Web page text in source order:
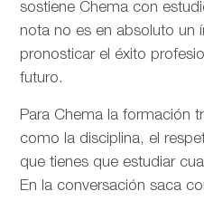
sostiene Chema con
nota no es en absoluto un
pronosticar el éxito
futuro.
Para Chema la formación
como la disciplina, el
que tienes que estudiar
En la conversación saca